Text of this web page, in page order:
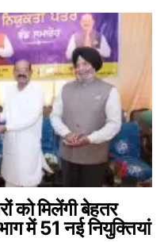
को मिलेंगी बेहतर
में 51 नई नियुक्तियां